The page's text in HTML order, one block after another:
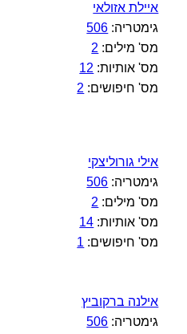
איילת אזולאי
גימטריה: 506
מס' מילים: 2
מס' אותיות: 12
מס' חיפושים: 2
אילי גורוליצקי
גימטריה: 506
מס' מילים: 2
מס' אותיות: 14
מס' חיפושים: 1
אילנה ברקוביץ
גימטריה: 506